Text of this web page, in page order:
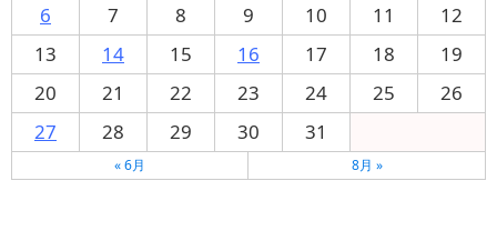
6
7 8 9 10 11
12
13
14 15 16 17 18
19
20
21 22 23 24 25
26
27
28 29 30 31
« 6月 8月 »